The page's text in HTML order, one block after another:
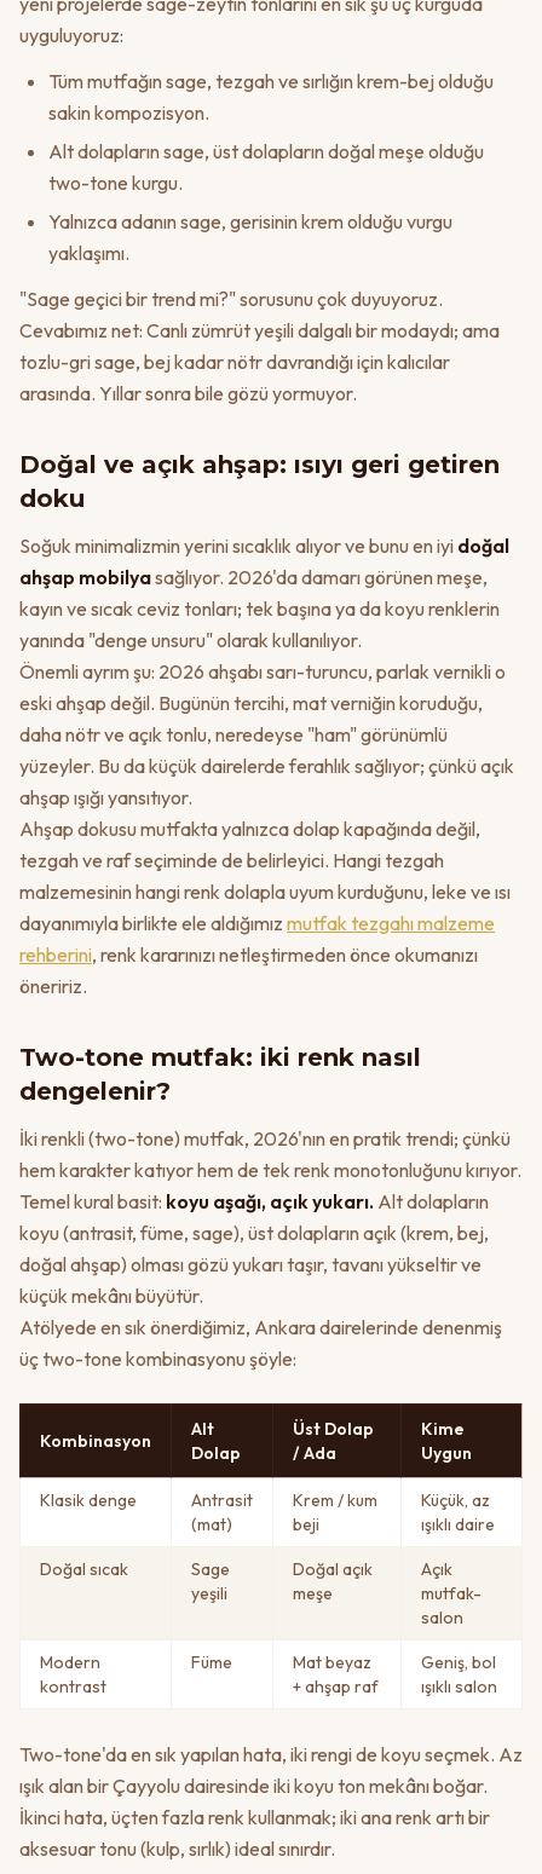
uyguluyoruz:
Tüm mutfağın sage, tezgah ve sırlığın krem-bej olduğu
sakin kompozisyon.
Alt dolapların sage, üst dolapların doğal meşe olduğu
two-tone kurgu.
Yalnızca adanın sage, gerisinin krem olduğu vurgu
yaklaşımı.
"Sage geçici bir trend mi?" sorusunu çok duyuyoruz.
Cevabımız net: Canlı zümrüt yeşili dalgalı bir modaydı; ama
tozlu-gri sage, bej kadar nötr davrandığı için kalıcılar
arasında. Yıllar sonra bile gözü yormuyor.
Doğal ve açık ahşap: ısıyı geri getiren
doku
Soğuk minimalizmin yerini sıcaklık alıyor ve bunu en iyi doğal
ahşap mobilyasağlıyor. 2026'da damarı görünen meşe,
kayın ve sıcak ceviz tonları; tek başına ya da koyu renklerin
yanında "denge unsuru" olarak kullanılıyor.
Önemli ayrım şu: 2026 ahşabı sarı-turuncu, parlak vernikli o
eski ahşap değil. Bugünün tercihi, mat verniğin koruduğu,
daha nötr ve açık tonlu, neredeyse "ham" görünümlü
yüzeyler. Bu da küçük dairelerde ferahlık sağlıyor; çünkü açık
ahşap ışığı yansıtıyor.
Ahşap dokusu mutfakta yalnızca dolap kapağında değil,
tezgah ve raf seçiminde de belirleyici. Hangi tezgah
malzemesinin hangi renk dolapla uyum kurduğunu, leke ve ısı
dayanımıyla birlikte ele aldığımız mutfak tezgahı malzeme
rehberini, renk kararınızı netleştirmeden önce okumanızı
öneririz.
Two-tone mutfak: iki renk nasıl
dengelenir?
İki renkli (two-tone) mutfak, 2026'nın en pratik trendi; çünkü
hem karakter katıyor hem de tek renk monotonluğunu kırıyor.
Temel kural basit: koyu aşağı, açık yukarı. Alt dolapların
koyu (antrasit, füme, sage), üst dolapların açık (krem, bej,
doğal ahşap) olması gözü yukarı taşır, tavanı yükseltir ve
küçük mekânı büyütür.
Atölyede en sık önerdiğimiz, Ankara dairelerinde denenmiş
üç two-tone kombinasyonu şöyle:
Kombinasyon
Alt
Dolap
Üst Dolap
/ Ada
Kime
Uygun
Klasik denge
Antrasit
(mat)
Krem / kum
beji
Küçük, az
ışıklı daire
Doğal sıcak
Sage
yeşili
Doğal açık
meşe
Açık
mutfak-
salon
Modern
kontrast
Füme
Mat beyaz
+ ahşap raf
Geniş, bol
ışıklı salon
Two-tone'da en sık yapılan hata, iki rengi de koyu seçmek. Az
ışık alan bir Çayyolu dairesinde iki koyu ton mekânı boğar.
İkinci hata, üçten fazla renk kullanmak; iki ana renk artı bir
aksesuar tonu (kulp, sırlık) ideal sınırdır.